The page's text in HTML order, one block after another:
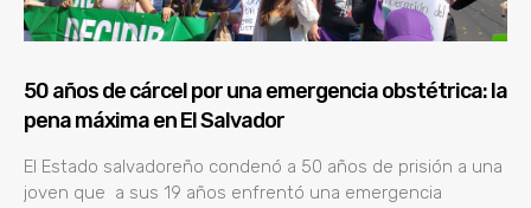
50 años de cárcel por una emergencia obstétrica: la
pena máxima en El Salvador
El Estado salvadoreño condenó a 50 años de prisión a una
joven que a sus 19 años enfrentó una emergencia